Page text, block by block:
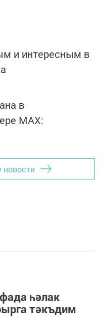
и интересным в
в
MАХ:
новости
һәлак
тәкъдим